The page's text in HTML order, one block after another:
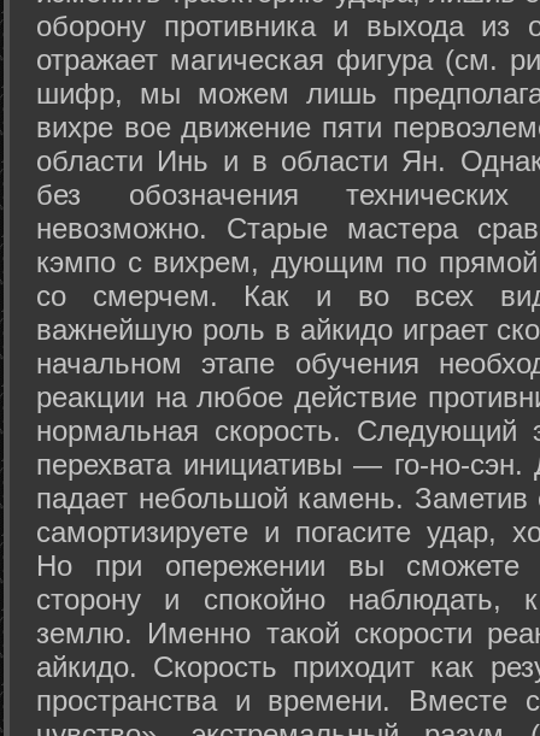
оборону противника и выхода из
отражает магическая фигура (см.
шифр, мы можем лишь
вихре вое движение пяти
области Инь и в области Ян.
без обозначения
невозможно. Старые мастера
кэмпо с вихрем, дующим по
со смерчем. Как и во всех
важнейшую роль в айкидо играет
начальном этапе обучения
реакции на любое действие
нормальная скорость.
перехвата инициативы — го-но-
падает небольшой камень.
самортизируете и погасите удар,
Но при опережении вы сможете
сторону и спокойно наблюдать,
землю. Именно такой скорости
айкидо. Скорость приходит как
пространства и времени. Вместе